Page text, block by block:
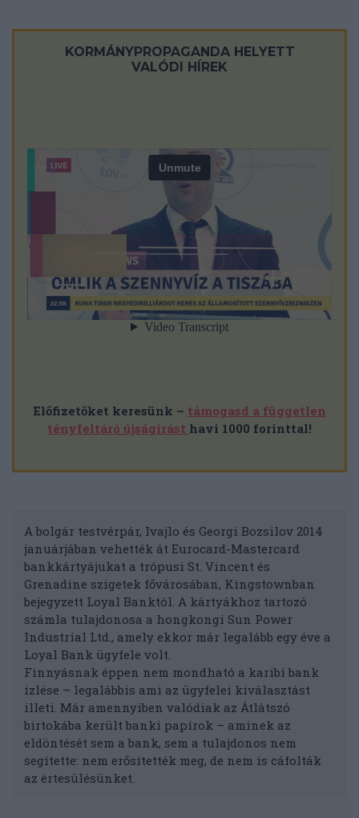
KORMÁNYPROPAGANDA HELYETT
VALÓDI HÍREK
Előfizetőket keresünk – támogasd a független
tényfeltáró újságírást havi 1000 forinttal!
A bolgár testvérpár, Ivajlo és Georgi Bozsilov 2014
januárjában vehették át Eurocard-Mastercard
bankkártyájukat a trópusi St. Vincent és
Grenadine szigetek fővárosában, Kingstownban
bejegyzett Loyal Banktól. A kártyákhoz tartozó
számla tulajdonosa a hongkongi Sun Power
Industrial Ltd., amely ekkor már legalább egy éve a
Loyal Bank ügyfele volt.
Finnyásnak éppen nem mondható a karibi bank
ízlése – legalábbis ami az ügyfelei kiválasztást
illeti. Már amennyiben valódiak az Átlátszó
birtokába került banki papírok – aminek az
eldöntését sem a bank, sem a tulajdonos nem
segítette: nem erősítették meg, de nem is cáfolták
az értesülésünket.